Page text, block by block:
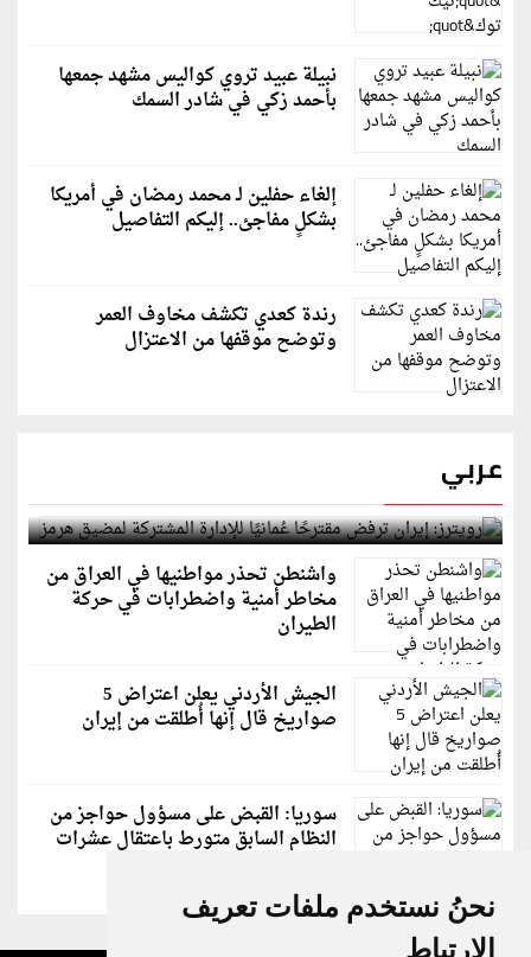
نحنُ نستخدم ملفات تعريف
الارتباط
نبيلة عبيد تروي كواليس مشهد جمعها
بأحمد زكي في شادر السمك
إلغاء حفلين لـ محمد رمضان في أمريكا
بشكلٍ مفاجئ.. إليكم التفاصيل
رندة كعدي تكشف مخاوف العمر
وتوضح موقفها من الاعتزال
عربي
رويترز: إيران ترفض مقترحًا عُمانيًا للإدارة المشتركة
لمضيق هرمز
واشنطن تحذر مواطنيها في العراق من
مخاطر أمنية واضطرابات في حركة
الطيران
الجيش الأردني يعلن اعتراض 5
صواريخ قال إنها أُطلقت من إيران
سوريا: القبض على مسؤول حواجز من
النظام السابق متورط باعتقال عشرات